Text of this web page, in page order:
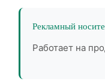
Рекламный
Работает на